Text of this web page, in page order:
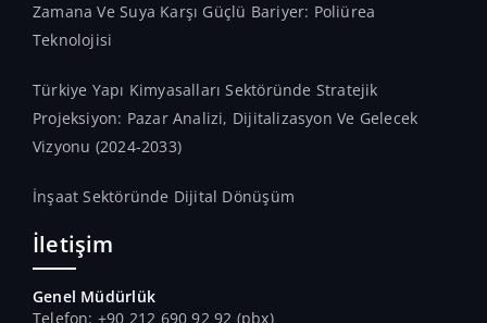
Zamana Ve Suya Karşı Güçlü Bariyer: Poliürea
Teknolojisi
Türkiye Yapı Kimyasalları Sektöründe Stratejik
Projeksiyon: Pazar Analizi, Dijitalizasyon Ve Gelecek
Vizyonu (2024-2033)
İnşaat Sektöründe Dijital Dönüşüm
İletişim
Genel Müdürlük
Telefon: +90 212 690 92 92 (pbx)